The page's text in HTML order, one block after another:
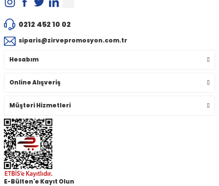
0212 452 10 02
siparis@zirvepromosyon.com.tr
Hesabım
Online Alışveriş
Müşteri Hizmetleri
E-Bülten'e Kayıt Olun